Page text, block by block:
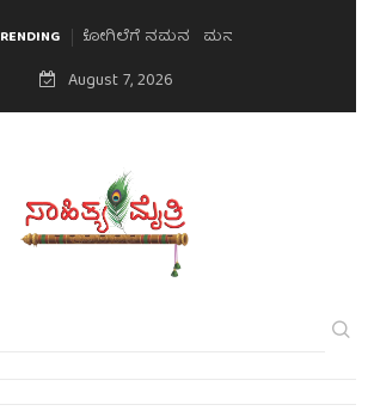
TRENDING ಮನಸಿನ ಸವಿಭಾವ
August 7, 2026